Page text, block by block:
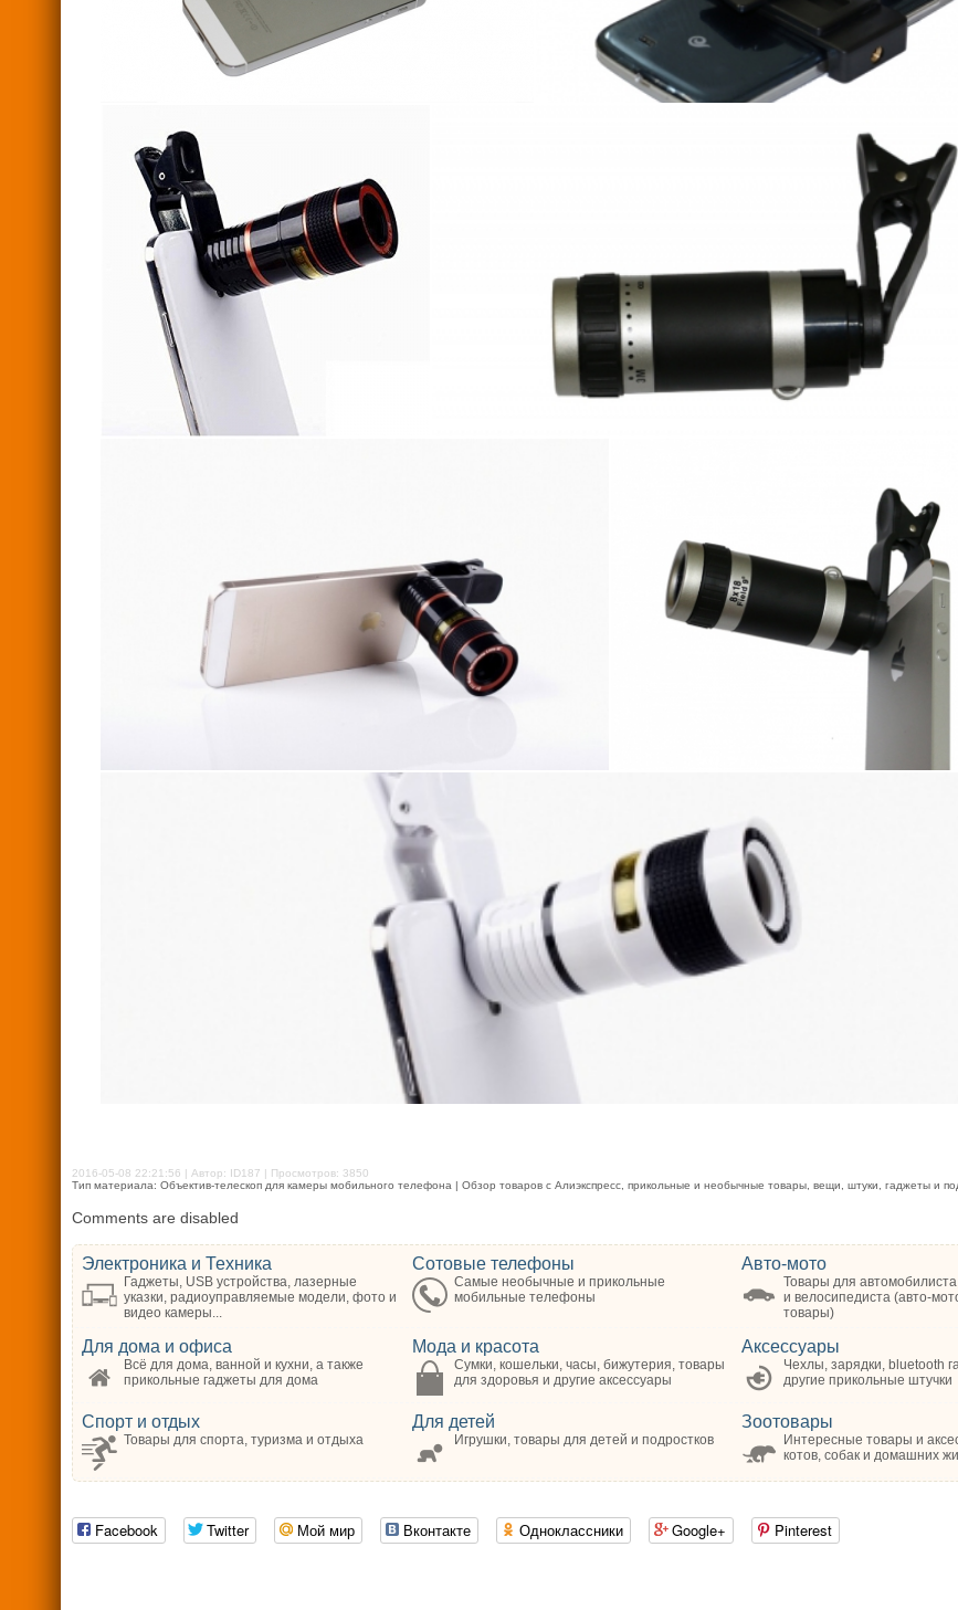
2016-05-08 22:21:56 | Автор: ID187 | Просмотров: 3850
Тип материала: Объектив-телескоп для камеры мобильного телефона | Обзор товаров с Алиэкспресс, прикольные и необычные товары, вещи, штуки, гаджеты и
Comments are disabled
Электроника и Техника
Гаджеты, USB устройства, лазерные
указки, радиоуправляемые модели, фото и
видео камеры...
Сотовые телефоны
Самые необычные и прикольные
мобильные телефоны
Авто-мото
Товары для
и велосипедиста (авто-
товары)
Для дома и офиса
Всё для дома, ванной и кухни, а также
прикольные гаджеты для дома
Мода и красота
Сумки, кошельки, часы, бижутерия, товары
для здоровья и другие аксессуары
Аксессуары
Чехлы, зарядки, bluetooth
другие прикольные штучки
Спорт и отдых
Товары для спорта, туризма и отдыха
Для детей
Игрушки, товары для детей и подростков
Зоотовары
Интересные товары и
котов, собак и домашних
Facebook Twitter Мой мир Вконтакте Одноклассники Google+ Pinterest